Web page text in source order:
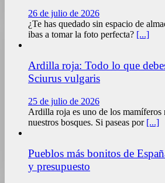
26 de julio de 2026
¿Te has quedado sin espacio de
ibas a tomar la foto perfecta? [...]
Ardilla roja: Todo lo que
Sciurus vulgaris
25 de julio de 2026
Ardilla roja es uno de los mamíferos
nuestros bosques. Si paseas por [...]
Pueblos más bonitos de
y presupuesto